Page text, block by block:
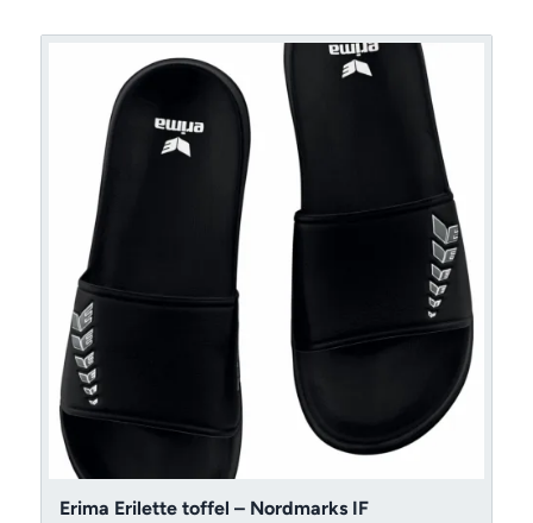
Erima Erilette toffel – Nordmarks IF